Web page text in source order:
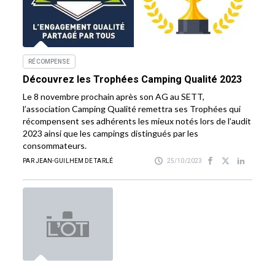
RÉCOMPENSE
Découvrez les Trophées Camping Qualité 2023
Le 8 novembre prochain après son AG au SETT,
l’association Camping Qualité remettra ses Trophées qui
récompensent ses adhérents les mieux notés lors de l’audit
2023 ainsi que les campings distingués par les
consommateurs.
PAR JEAN-GUILHEM DE TARLÉ 25/10/2023